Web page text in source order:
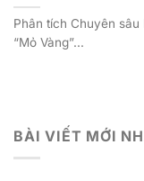
Phân tích Chuyên
“Mỏ Vàng”...
BÀI VIẾT MỚI